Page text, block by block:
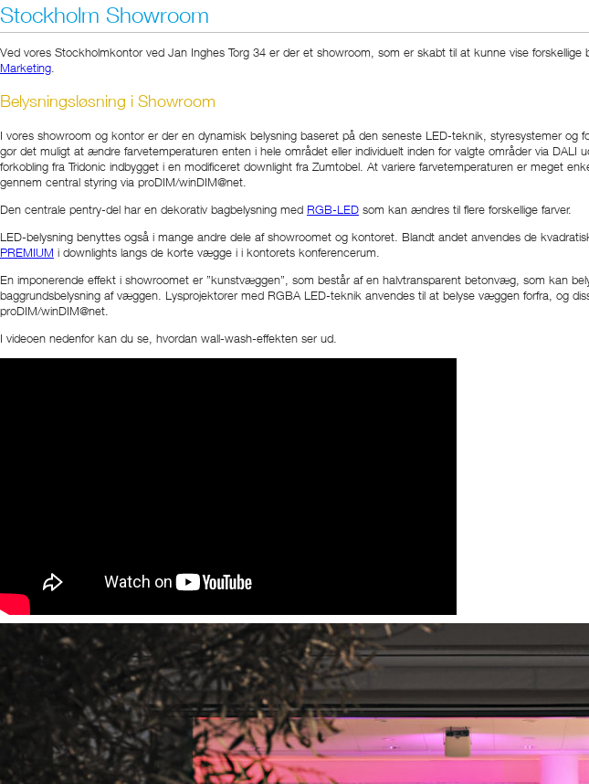
Stockholm Showroom
Ved vores Stockholmkontor ved Jan Inghes Torg 34 er der et showroom, som er skabt til at kunne vise
Marketing
Belysningsløsning i Showroom
I vores showroom og kontor er der en dynamisk belysning baseret på den seneste LED-teknik, styresystemer
gør det muligt at ændre farvetemperaturen enten i hele området eller individuelt inden for valgte områder via
forkobling fra Tridonic indbygget i en modificeret downlight fra Zumtobel. At variere farvetemperaturen er meget
gennem central styring via proDIM/winDIM@net.
Den centrale pentry-del har en dekorativ bagbelysning med RGB-LED som kan ændres til flere forskellige farver.
LED-belysning benyttes også i mange andre dele af showroomet og kontoret. Blandt andet anvendes de
PREMIUM i downlights langs de korte vægge i i kontorets konferencerum.
En imponerende effekt i showroomet er ”kunstvæggen”, som består af en halvtransparent betonvæg, som kan
baggrundsbelysning af væggen. Lysprojektører med RGBA LED-teknik anvendes til at belyse væggen forfra, og
proDIM/winDIM@net.
I videoen nedenfor kan du se, hvordan wall-wash-effekten ser ud.